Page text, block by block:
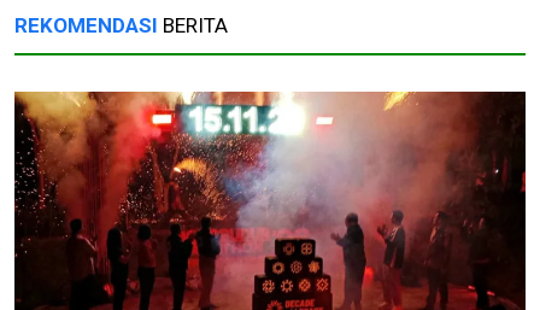
REKOMENDASI BERITA